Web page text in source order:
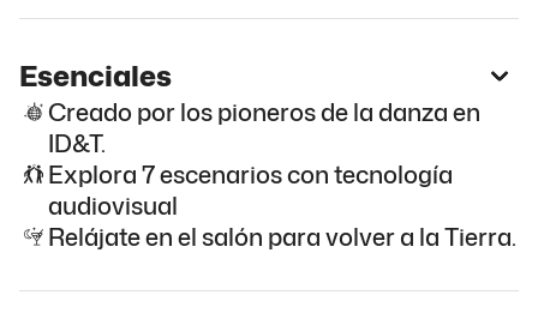
Esenciales
Creado por los pioneros de la danza en
ID&T.
Explora 7 escenarios con tecnología
audiovisual
Relájate en el salón para volver a la Tierra.